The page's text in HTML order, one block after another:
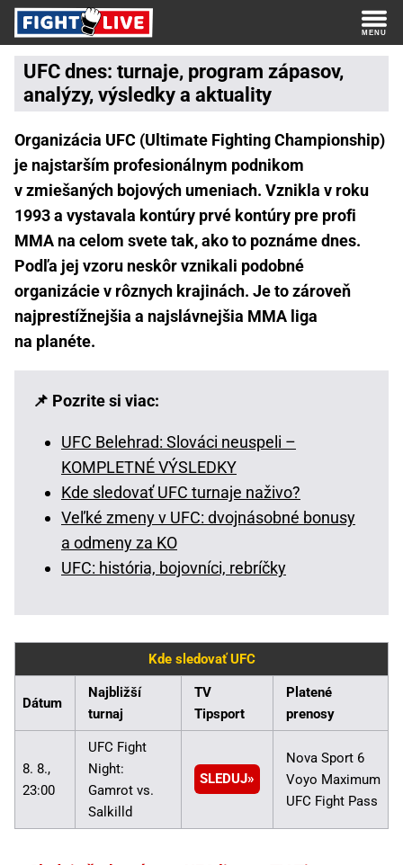
UFC dnes: turnaje, program zápasov,
analýzy, výsledky a aktuality
Organizácia UFC (Ultimate Fighting Championship)
je najstarším profesionálnym podnikom
v zmiešaných bojových umeniach. Vznikla v roku
1993 a vystavala kontúry prvé kontúry pre profi
MMA na celom svete tak, ako to poznáme dnes.
Podľa jej vzoru neskôr vznikali podobné
organizácie v rôznych krajinách. Je to zároveň
najprestížnejšia a najslávnejšia MMA liga
na planéte.
📌 Pozrite si viac:
UFC Belehrad: Slováci neuspeli –
KOMPLETNÉ VÝSLEDKY
Kde sledovať UFC turnaje naživo?
Veľké zmeny v UFC: dvojnásobné bonusy
a odmeny za KO
UFC: história, bojovníci, rebríčky
Kde sledovať UFC
Dátum
Najbližší
turnaj
TV
Tipsport
Platené
prenosy
8. 8.,
23:00
UFC Fight
Night:
Gamrot vs.
Salkilld
SLEDUJ
Nova Sport 6
Voyo Maximum
UFC Fight Pass